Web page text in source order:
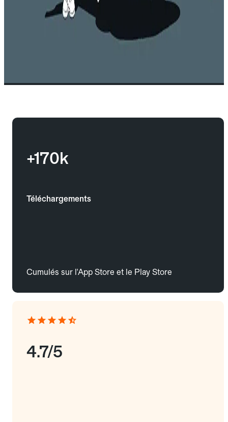
+170k
Téléchargements
Cumulés sur l'App Store et le Play Store
4.7/5